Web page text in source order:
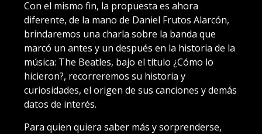
Con el mismo fin, la propuesta es ahora
diferente, de la mano de Daniel Frutos Alarcón,
brindaremos una charla sobre la banda que
marcó un antes y un después en la historia de la
música: The Beatles, bajo el título ¿Cómo lo
hicieron?, recorreremos su historia y
curiosidades, el origen de sus canciones y demás
datos de interés.
Para quien quiera saber más y sorprenderse,